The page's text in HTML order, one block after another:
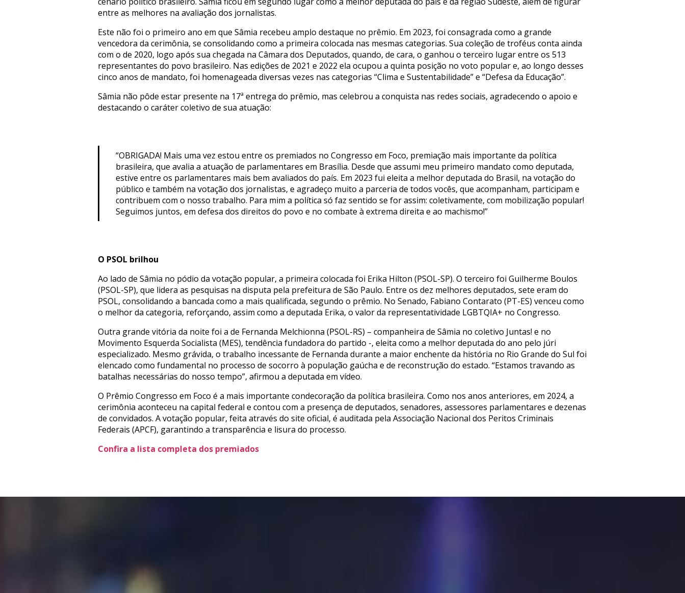
entre as melhores na avaliação dos jornalistas.
Este não foi o primeiro ano em que Sâmia recebeu amplo destaque no prêmio. Em 2023, foi consagrada como a grande
vencedora da cerimônia, se consolidando como a primeira colocada nas mesmas categorias. Sua coleção de troféus conta ainda
com o de 2020, logo após sua chegada na Câmara dos Deputados, quando, de cara, o ganhou o terceiro lugar entre os 513
representantes do povo brasileiro. Nas edições de 2021 e 2022 ela ocupou a quinta posição no voto popular e, ao longo desses
cinco anos de mandato, foi homenageada diversas vezes nas categorias “Clima e Sustentabilidade” e “Defesa da Educação”.
Sâmia não pôde estar presente na 17ª entrega do prêmio, mas celebrou a conquista nas redes sociais, agradecendo o apoio e
destacando o caráter coletivo de sua atuação:
“OBRIGADA! Mais uma vez estou entre os premiados no Congresso em Foco, premiação mais importante da política
brasileira, que avalia a atuação de parlamentares em Brasília. Desde que assumi meu primeiro mandato como deputada,
estive entre os parlamentares mais bem avaliados do país. Em 2023 fui eleita a melhor deputada do Brasil, na votação do
público e também na votação dos jornalistas, e agradeço muito a parceria de todos vocês, que acompanham, participam e
contribuem com o nosso trabalho. Para mim a política só faz sentido se for assim: coletivamente, com mobilização popular!
Seguimos juntos, em defesa dos direitos do povo e no combate à extrema direita e ao machismo!”
O PSOL brilhou
Ao lado de Sâmia no pódio da votação popular, a primeira colocada foi Erika Hilton (PSOL-SP). O terceiro foi Guilherme Boulos
(PSOL-SP), que lidera as pesquisas na disputa pela prefeitura de São Paulo. Entre os dez melhores deputados, sete eram do
PSOL, consolidando a bancada como a mais qualificada, segundo o prêmio. No Senado, Fabiano Contarato (PT-ES) venceu como
o melhor da categoria, reforçando, assim como a deputada Erika, o valor da representatividade LGBTQIA+ no Congresso.
Outra grande vitória da noite foi a de Fernanda Melchionna (PSOL-RS) – companheira de Sâmia no coletivo Juntas! e no
Movimento Esquerda Socialista (MES), tendência fundadora do partido -, eleita como a melhor deputada do ano pelo júri
especializado. Mesmo grávida, o trabalho incessante de Fernanda durante a maior enchente da história no Rio Grande do Sul foi
elencado como fundamental no processo de socorro à população gaúcha e de reconstrução do estado. “Estamos travando as
batalhas necessárias do nosso tempo”, afirmou a deputada em vídeo.
O Prêmio Congresso em Foco é a mais importante condecoração da política brasileira. Como nos anos anteriores, em 2024, a
cerimônia aconteceu na capital federal e contou com a presença de deputados, senadores, assessores parlamentares e dezenas
de convidados. A votação popular, feita através do site oficial, é auditada pela Associação Nacional dos Peritos Criminais
Federais (APCF), garantindo a transparência e lisura do processo.
Confira a lista completa dos premiados